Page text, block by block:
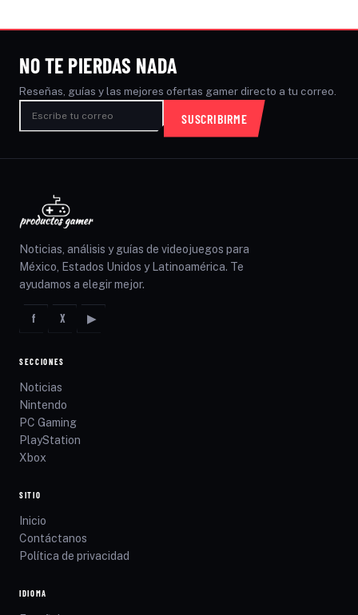
NO TE PIERDAS NADA
Reseñas, guías y las mejores ofertas gamer directo a tu correo.
SUSCRIBIRME
Noticias, análisis y guías de videojuegos para
México, Estados Unidos y Latinoamérica. Te
ayudamos a elegir mejor.
f X ▶
SECCIONES
Noticias
Nintendo
PC Gaming
PlayStation
Xbox
SITIO
Inicio
Contáctanos
Política de privacidad
IDIOMA